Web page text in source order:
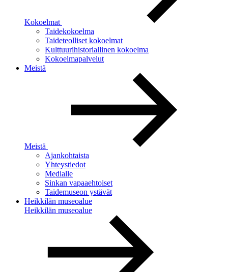
Kokoelmat
Taidekokoelma
Taideteolliset kokoelmat
Kulttuurihistoriallinen kokoelma
Kokoelmapalvelut
Meistä
Meistä
Ajankohtaista
Yhteystiedot
Medialle
Sinkan vapaaehtoiset
Taidemuseon ystävät
Heikkilän museoalue
Heikkilän museoalue